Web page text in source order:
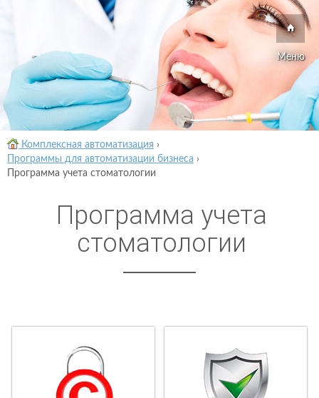
Меню
Комплексная автоматизация ›
Программы для автоматизации бизнеса ›
Программа учета стоматологии
Программа учета
стоматологии